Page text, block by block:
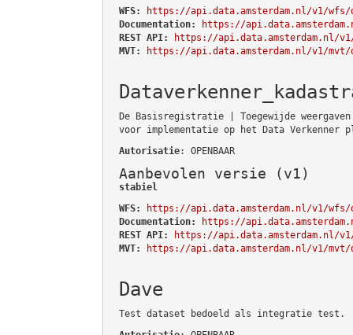
WFS:
https://api.data.amsterdam.nl/v1/wfs/
Documentation:
https://
REST API:
https://api.data.amsterdam.nl/
MVT:
https://api.data.amsterdam.nl/v1/
De Basisregistratie | Toegewijde
voor implementatie op het Data Verkenner
Autorisatie: OPENBAAR
Aanbevolen versie (v1)
stabiel
WFS:
https://api.data.amsterdam.nl/v1/wfs/
Documentation:
https://
REST API:
https://api.data.amsterdam.nl/
MVT:
https://api.data.amsterdam.nl/v1/mvt/
Dave
Test dataset bedoeld als integratie test.